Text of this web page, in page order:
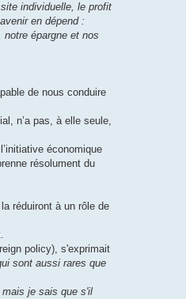
individuelle, le profit
en dépend :
épargne et nos
de nous conduire
n’a pas, à elle seule,
économique
résolument du
réduiront à un rôle de
policy), s'exprimait
sont aussi rares que
mais je sais que s'il